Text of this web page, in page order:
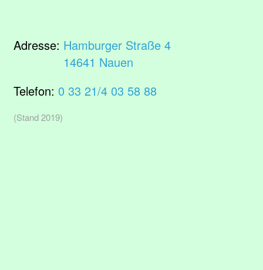
Adresse: Hamburger Straße 4
14641 Nauen
Telefon: 0 33 21/4 03 58 88
(Stand 2019)